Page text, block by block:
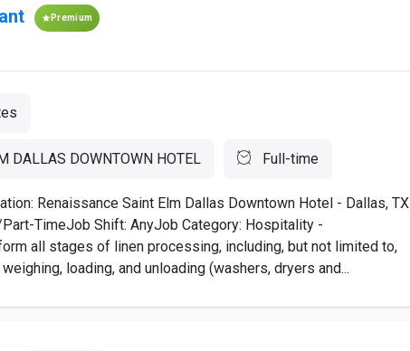
Premium
DALLAS DOWNTOWN HOTEL Full-time
Renaissance Saint Elm Dallas Downtown Hotel - Dallas, TX
TimeJob Shift: AnyJob Category: Hospitality -
all stages of linen processing, including, but not limited to,
loading, and unloading (washers, dryers and...